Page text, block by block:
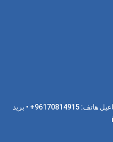
المشرف على الموقع : أ. د. عصام إسماعيل هاتف: 96170814915+ • بريد